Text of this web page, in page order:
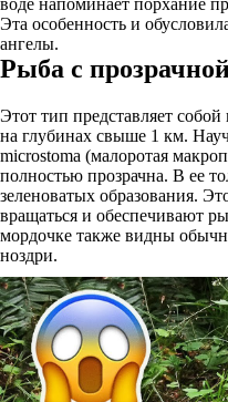
воде напоминает порхание
Эта особенность и
ангелы.
Рыба с
Этот тип представляет
на глубинах свыше 1 км.
microstoma (малоротая
полностью прозрачна. В ее
зеленоватых образования.
вращаться и обеспечивают
мордочке также видны
ноздри.